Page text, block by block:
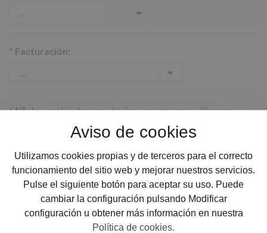
Aviso de cookies
Utilizamos cookies propias y de terceros para el correcto
funcionamiento del sitio web y mejorar nuestros servicios.
Pulse el siguiente botón para aceptar su uso. Puede
cambiar la configuración pulsando Modificar
configuración u obtener más información en nuestra
Política de cookies.
* Facturación:
*Nº de empleados en nómina, aunque sea a tiempo
Provincia: